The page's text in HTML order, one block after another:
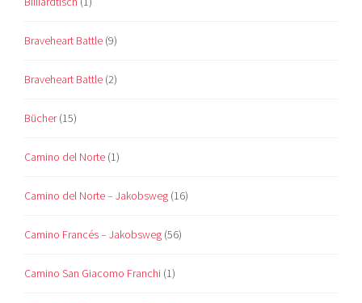
Braveheart Battle (9)
Braveheart Battle (2)
Bücher(15)
Camino del Norte (1)
Camino del Norte – Jakobsweg (16)
Camino Francés – Jakobsweg (56)
Camino San Giacomo Franchi (1)